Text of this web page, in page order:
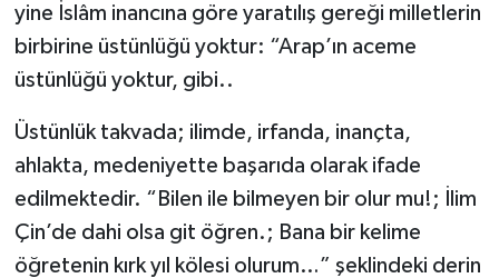
yine İslâm inancına göre yaratılış gereği milletlerin
birbirine üstünlüğü yoktur: “Arap’ın aceme
üstünlüğü yoktur, gibi..
Üstünlük takvada; ilimde, irfanda, inançta,
ahlakta, medeniyette başarıda olarak ifade
edilmektedir. “Bilen ile bilmeyen bir olur mu!; İlim
Çin’de dahi olsa git öğren.; Bana bir kelime
öğretenin kırk yıl kölesi olurum…” şeklindeki derin